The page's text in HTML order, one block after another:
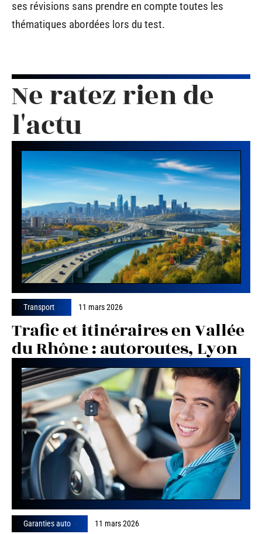
ses révisions sans prendre en compte toutes les
thématiques abordées lors du test.
Ne ratez rien de
l'actu
Transport 11 mars 2026
Trafic et itinéraires en Vallée
du Rhône : autoroutes, Lyon
Garanties auto 11 mars 2026